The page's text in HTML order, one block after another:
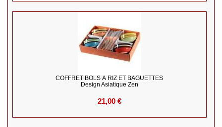
COFFRET BOLS À RIZ ET BAGUETTES
Design Asiatique Zen
21,00 €